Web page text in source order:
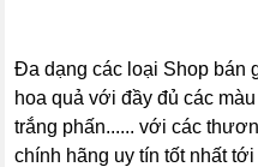
Đa dạng các loại Shop bán
hoa quả với đầy đủ các
trắng phấn...... với các
chính hãng uy tín tốt nhất